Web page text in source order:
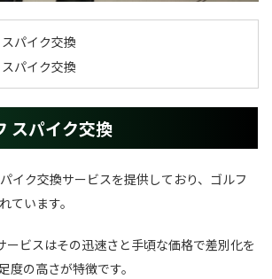
パイク交換
パイク交換
スパイク交換
イク交換サービスを提供しており、ゴルフ
ています。
ービスはその迅速さと手頃な価格で差別化を
度の高さが特徴です。